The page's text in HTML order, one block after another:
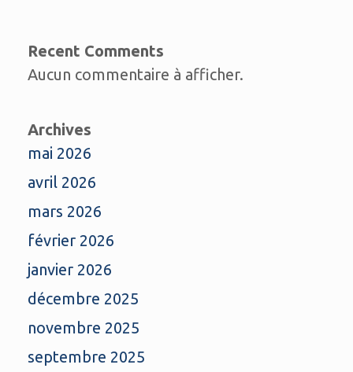
Recent Comments
Aucun commentaire à afficher.
Archives
mai 2026
avril 2026
mars 2026
février 2026
janvier 2026
décembre 2025
novembre 2025
septembre 2025